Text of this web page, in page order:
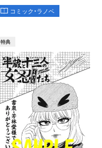
コミック・ラノベ
特典